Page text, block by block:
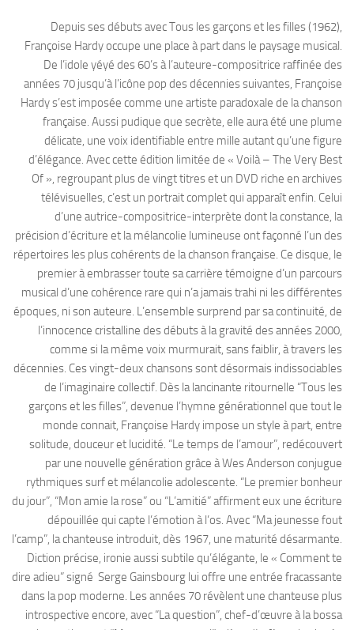
Depuis ses débuts avec Tous les garçons et les filles (1962),
Françoise Hardy occupe une place à part dans le paysage musical.
De l’idole yéyé des 60’s à l’auteure-compositrice raffinée des
années 70 jusqu’à l’icône pop des décennies suivantes, Françoise
Hardy s’est imposée comme une artiste paradoxale de la chanson
française. Aussi pudique que secrète, elle aura été une plume
délicate, une voix identifiable entre mille autant qu’une figure
d’élégance. Avec cette édition limitée de « Voilà – The Very Best
Of », regroupant plus de vingt titres et un DVD riche en archives
télévisuelles, c’est un portrait complet qui apparaît enfin. Celui
d’une autrice-compositrice-interprète dont la constance, la
précision d’écriture et la mélancolie lumineuse ont façonné l’un des
répertoires les plus cohérents de la chanson française. Ce disque, le
premier à embrasser toute sa carrière témoigne d’un parcours
musical d’une cohérence rare qui n’a jamais trahi ni les différentes
époques, ni son auteure. L’ensemble surprend par sa continuité, de
l’innocence cristalline des débuts à la gravité des années 2000,
comme si la même voix murmurait, sans faiblir, à travers les
décennies. Ces vingt-deux chansons sont désormais indissociables
de l’imaginaire collectif. Dès la lancinante ritournelle “Tous les
garçons et les filles”, devenue l’hymne générationnel que tout le
monde connait, Françoise Hardy impose un style à part, entre
solitude, douceur et lucidité. “Le temps de l’amour”, redécouvert
par une nouvelle génération grâce à Wes Anderson conjugue
rythmiques surf et mélancolie adolescente. “Le premier bonheur
du jour”, “Mon amie la rose” ou “L’amitié” affirment eux une écriture
dépouillée qui capte l’émotion à l’os. Avec “Ma jeunesse fout
l’camp”, la chanteuse introduit, dès 1967, une maturité désarmante.
Diction précise, ironie aussi subtile qu’élégante, le « Comment te
dire adieu” signé Serge Gainsbourg lui offre une entrée fracassante
dans la pop moderne. Les années 70 révèlent une chanteuse plus
introspective encore, avec “La question”, chef-d’œuvre à la bossa